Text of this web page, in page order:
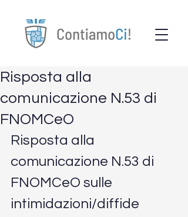
Risposta alla
comunicazione N.53 di
FNOMCeO
Risposta alla
comunicazione N.53 di
FNOMCeO sulle
intimidazioni/diffide